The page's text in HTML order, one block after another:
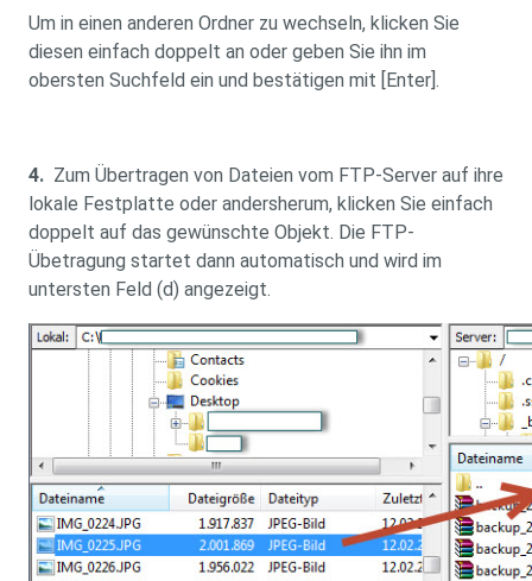
Um in einen anderen Ordner zu wechseln, klicken Sie
diesen einfach doppelt an oder geben Sie ihn im
obersten Suchfeld ein und bestätigen mit [Enter].
4. Zum Übertragen von Dateien vom FTP-Server auf ihre
lokale Festplatte oder andersherum, klicken Sie einfach
doppelt auf das gewünschte Objekt. Die FTP-
Übetragung startet dann automatisch und wird im
untersten Feld (d) angezeigt.